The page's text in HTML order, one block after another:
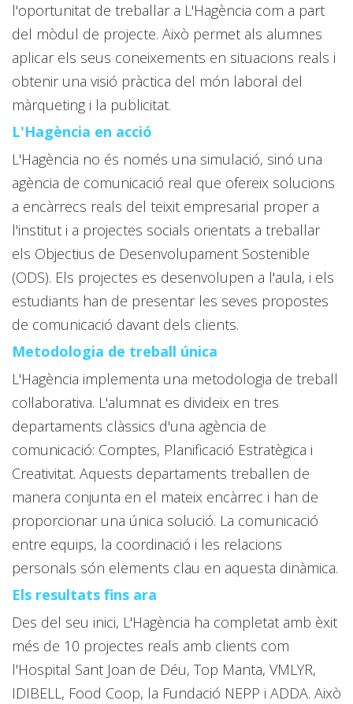
l'oportunitat de treballar a L'Hagència com a part
del mòdul de projecte. Això permet als alumnes
aplicar els seus coneixements en situacions reals i
obtenir una visió pràctica del món laboral del
màrqueting i la publicitat.
L'Hagència en acció
L'Hagència no és només una simulació, sinó una
agència de comunicació real que ofereix solucions
a encàrrecs reals del teixit empresarial proper a
l'institut i a projectes socials orientats a treballar
els Objectius de Desenvolupament Sostenible
(ODS). Els projectes es desenvolupen a l'aula, i els
estudiants han de presentar les seves propostes
de comunicació davant dels clients.
Metodologia de treball única
L'Hagència implementa una metodologia de treball
col·laborativa. L'alumnat es divideix en tres
departaments clàssics d'una agència de
comunicació: Comptes, Planificació Estratègica i
Creativitat. Aquests departaments treballen de
manera conjunta en el mateix encàrrec i han de
proporcionar una única solució. La comunicació
entre equips, la coordinació i les relacions
personals són elements clau en aquesta dinàmica.
Els resultats fins ara
Des del seu inici, L'Hagència ha completat amb èxit
més de 10 projectes reals amb clients com
l'Hospital Sant Joan de Déu, Top Manta, VMLYR,
IDIBELL, Food Coop, la Fundació NEPP i ADDA. Això